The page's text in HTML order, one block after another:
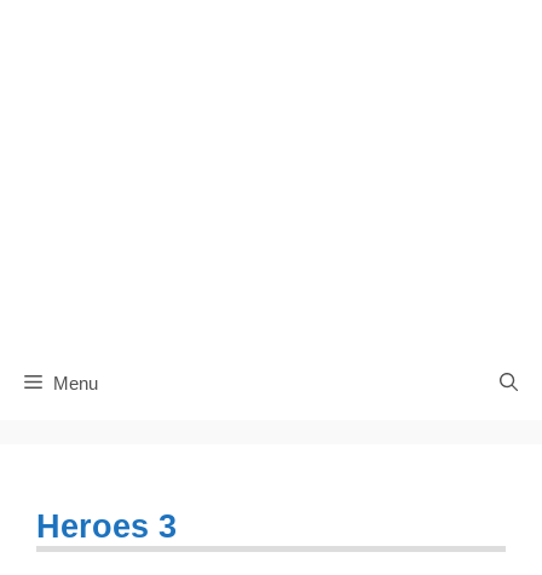
Menu
Heroes 3